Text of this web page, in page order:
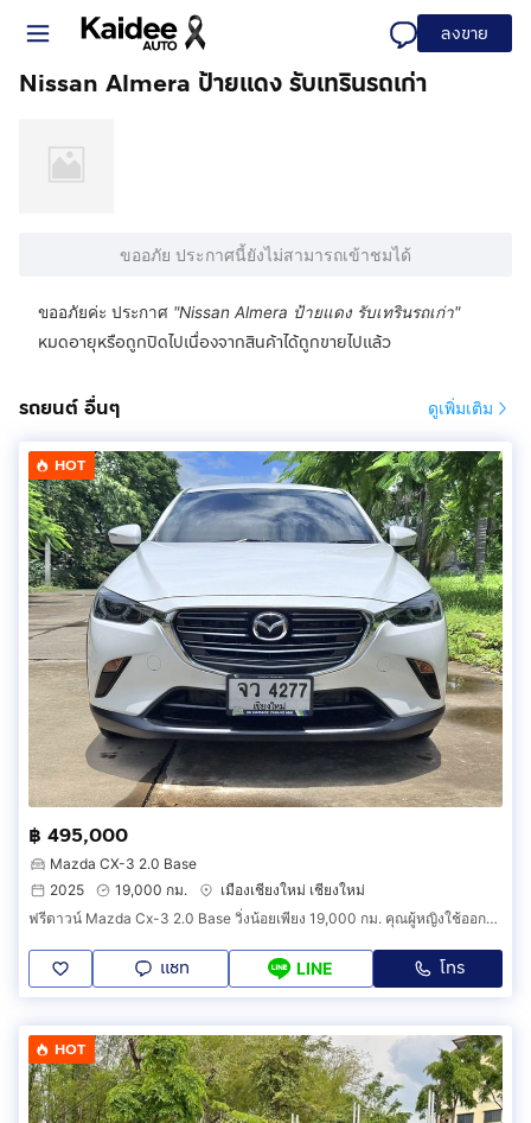
ลงขาย
Nissan Almera ป้ายแดง รับเทรินรถเก่า
ขออภัย ประกาศนี้ยังไม่สามารถเข้าชมได้
ขออภัยค่ะ ประกาศ "Nissan Almera ป้ายแดง รับเทรินรถเก่า"
หมดอายุหรือถูกปิดไปเนื่องจากสินค้าได้ถูกขายไปแล้ว
รถยนต์ อื่นๆ ดูเพิ่มเติม
HOT
฿ 495,000
Mazda CX-3 2.0 Base
2025
19,000 กม.
เมืองเชียงใหม่ เชียงใหม่
ฟรีดาวน์ Mazda Cx-3 2.0 Base วิ่งน้อยเพียง 19,000 กม. คุณผู้หญิงใช้ออกป้ายแดงเชียงใหม่ ปี2568(จดทะเบียน2025) รถสวยมาก สีขาว.
แชท LINE โทร
HOT